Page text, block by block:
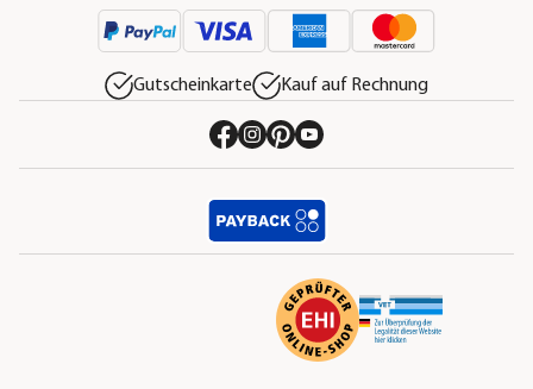
Gutscheinkarte Kauf auf Rechnung